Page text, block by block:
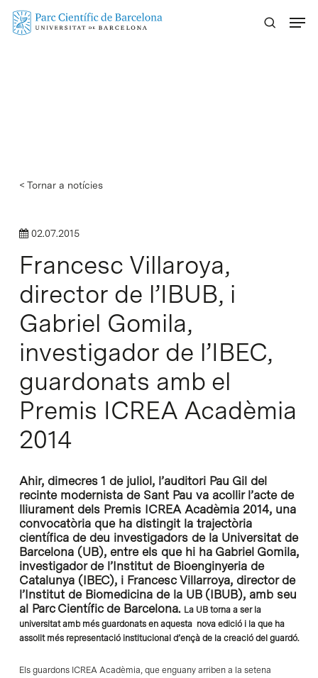
Skip
< Tornar a notícies
02.07.2015
Francesc Villaroya,
director de l’IBUB, i
Gabriel Gomila,
investigador de l’IBEC,
guardonats amb el
Premis ICREA Acadèmia
2014
Ahir, dimecres 1 de juliol, l’auditori Pau Gil del
recinte modernista de Sant Pau va acollir l’acte de
lliurament dels Premis ICREA Acadèmia 2014, una
convocatòria que ha distingit la trajectòria
científica de deu investigadors de la Universitat de
Barcelona (UB), entre els que hi ha Gabriel Gomila,
investigador de l’Institut de Bioenginyeria de
Catalunya (IBEC), i Francesc Villarroya, director de
l’Institut de Biomedicina de la UB (IBUB), amb seu
al Parc Científic de Barcelona. La UB torna a ser la
universitat amb més guardonats en aquesta nova edició i la que ha
assolit més representació institucional d’ençà de la creació del guardó.
Els guardons ICREA Acadèmia, que enguany arriben a la setena